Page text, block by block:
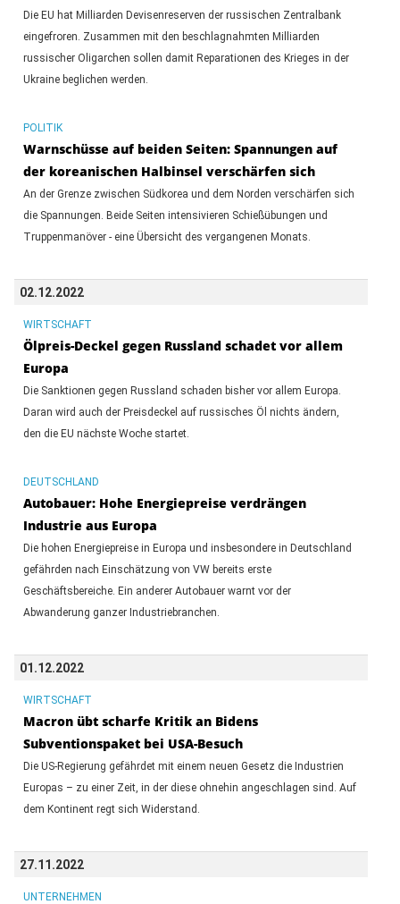
Die EU hat Milliarden Devisenreserven der russischen Zentralbank
eingefroren. Zusammen mit den beschlagnahmten Milliarden
russischer Oligarchen sollen damit Reparationen des Krieges in der
Ukraine beglichen werden.
POLITIK
Warnschüsse auf beiden Seiten: Spannungen auf
der koreanischen Halbinsel verschärfen sich
An der Grenze zwischen Südkorea und dem Norden verschärfen sich
die Spannungen. Beide Seiten intensivieren Schießübungen und
Truppenmanöver - eine Übersicht des vergangenen Monats.
02.12.2022
WIRTSCHAFT
Ölpreis-Deckel gegen Russland schadet vor allem
Europa
Die Sanktionen gegen Russland schaden bisher vor allem Europa.
Daran wird auch der Preisdeckel auf russisches Öl nichts ändern,
den die EU nächste Woche startet.
DEUTSCHLAND
Autobauer: Hohe Energiepreise verdrängen
Industrie aus Europa
Die hohen Energiepreise in Europa und insbesondere in Deutschland
gefährden nach Einschätzung von VW bereits erste
Geschäftsbereiche. Ein anderer Autobauer warnt vor der
Abwanderung ganzer Industriebranchen.
01.12.2022
WIRTSCHAFT
Macron übt scharfe Kritik an Bidens
Subventionspaket bei USA-Besuch
Die US-Regierung gefährdet mit einem neuen Gesetz die Industrien
Europas – zu einer Zeit, in der diese ohnehin angeschlagen sind. Auf
dem Kontinent regt sich Widerstand.
27.11.2022
UNTERNEHMEN